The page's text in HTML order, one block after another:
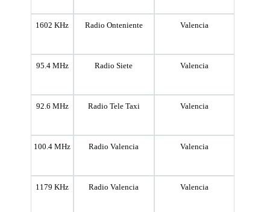
1602 KHz Radio Onteniente Valencia
95.4 MHz Radio Siete Valencia
92.6 MHz Radio Tele Taxi Valencia
100.4 MHz Radio Valencia Valencia
1179 KHz Radio Valencia Valencia